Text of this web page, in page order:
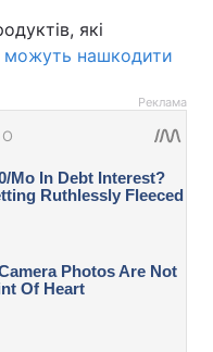
які
можуть нашкодити
Реклама